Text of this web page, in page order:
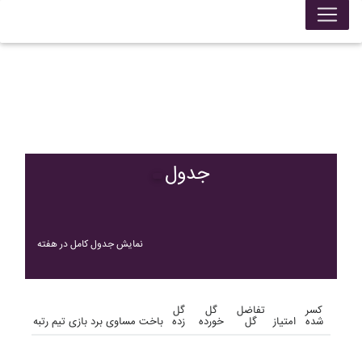
جدول
نمایش جدول کامل در هفته
رتبه تیم بازی برد مساوی باخت
گل
زده
گل
خورده
تفاضل
گل امتیاز
کسر
شده